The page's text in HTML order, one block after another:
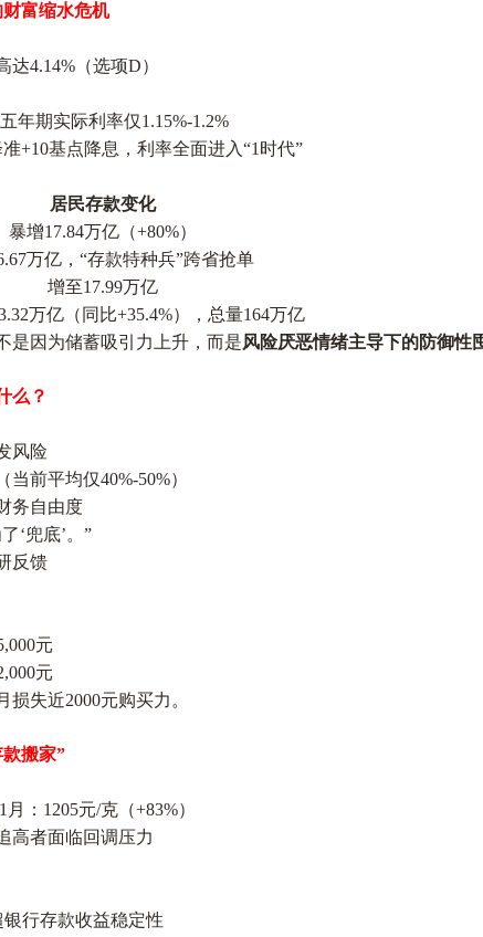
富缩水危机
达4.14%（选项D）
年期实际利率仅1.15%-1.2%
+10基点降息，利率全面进入“1时代”
居民存款变化
暴增17.84万亿（+80%）
万亿，“存款特种兵”跨省抢单
增至17.99万亿
万亿（同比+35.4%），总量164万亿
是因为储蓄吸引力上升，而是风险厌恶情绪主导下的防御性
么？
风险
当前平均仅40%-50%）
务自由度
‘兜底’。”
反馈
元
元
损失近2000元购买力。
款搬家”
：1205元/克（+83%）
高者面临回调压力
行存款收益稳定性